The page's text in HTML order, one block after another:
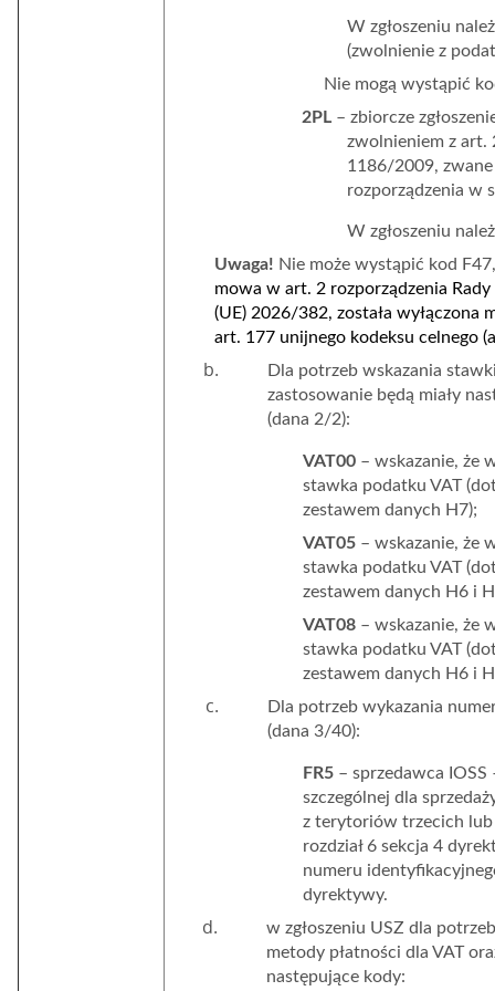
W zgłoszeniu
(zwolnienie z
Nie mogą wystąpić
2PL– zbiorcze
zwolnieniem z art.
1186/2009,
rozporządzenia w
W zgłoszeniu
Uwaga! Nie może wystąpić kod
mowa w art. 2 rozporządzenia
(UE) 2026/382, została wyłączona
art. 177 unijnego kodeksu celnego
Dla potrzeb wskazania
zastosowanie będą miały
(dana 2/2):
VAT00 – wskazanie, że
stawka podatku VAT
zestawem danych H7);
VAT05 – wskazanie, że
stawka podatku VAT
zestawem danych H6 i
VAT08 – wskazanie, że
stawka podatku VAT
zestawem danych H6 i
Dla potrzeb wykazania
(dana 3/40):
FR5 – sprzedawca
szczególnej dla
z terytoriów trzecich
rozdział 6 sekcja 4
numeru
dyrektywy.
w zgłoszeniu USZ dla
metody płatności dla VAT
następujące kody: